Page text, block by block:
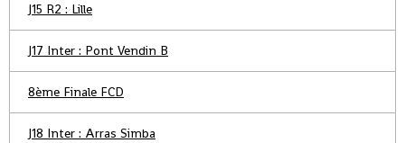
J15 R2 : Lille
J17 Inter : Pont Vendin B
8ème Finale FCD
J18 Inter : Arras Simba